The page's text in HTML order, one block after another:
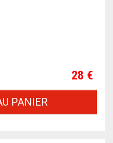
Prix
28 €
PANIER